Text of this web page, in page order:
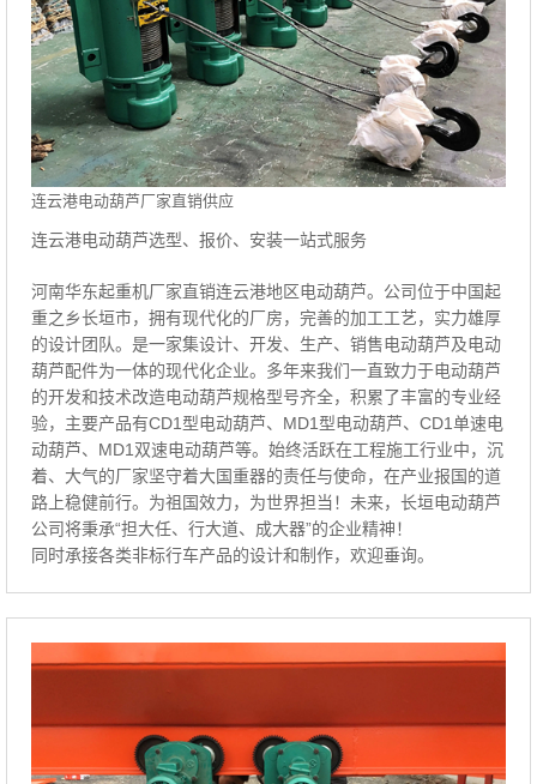
连云港电动葫芦厂家直销供应
连云港电动葫芦选型、报价、安装一站式服务
河南华东起重机厂家直销连云港地区电动葫芦。公司位于中国起
重之乡长垣市，拥有现代化的厂房，完善的加工工艺，实力雄厚
的设计团队。是一家集设计、开发、生产、销售电动葫芦及电动
葫芦配件为一体的现代化企业。多年来我们一直致力于电动葫芦
的开发和技术改造电动葫芦规格型号齐全，积累了丰富的专业经
验，主要产品有CD1型电动葫芦、MD1型电动葫芦、CD1单速电
动葫芦、MD1双速电动葫芦等。始终活跃在工程施工行业中，沉
着、大气的厂家坚守着大国重器的责任与使命，在产业报国的道
路上稳健前行。为祖国效力，为世界担当！未来，长垣电动葫芦
公司将秉承“担大任、行大道、成大器”的企业精神！
同时承接各类非标行车产品的设计和制作，欢迎垂询。